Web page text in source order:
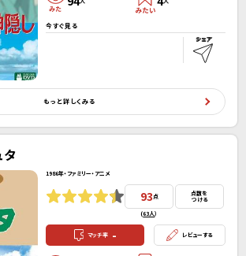
今すぐ見る
もっと詳しくみる
1986年・ファミリー・アニメ
93点
(63人）
点数を
つける
マッチ率 - レビューする